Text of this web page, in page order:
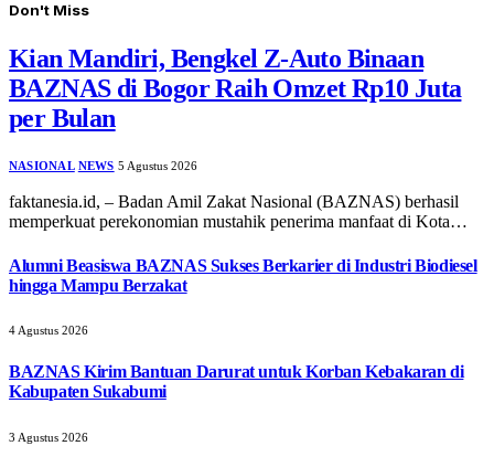
Don't Miss
Kian Mandiri, Bengkel Z-Auto Binaan
BAZNAS di Bogor Raih Omzet Rp10 Juta
per Bulan
NASIONAL NEWS 5 Agustus 2026
faktanesia.id, – ​Badan Amil Zakat Nasional (BAZNAS) berhasil
memperkuat perekonomian mustahik penerima manfaat di Kota…
Alumni Beasiswa BAZNAS Sukses Berkarier di Industri Biodiesel
hingga Mampu Berzakat
4 Agustus 2026
BAZNAS Kirim Bantuan Darurat untuk Korban Kebakaran di
Kabupaten Sukabumi
3 Agustus 2026